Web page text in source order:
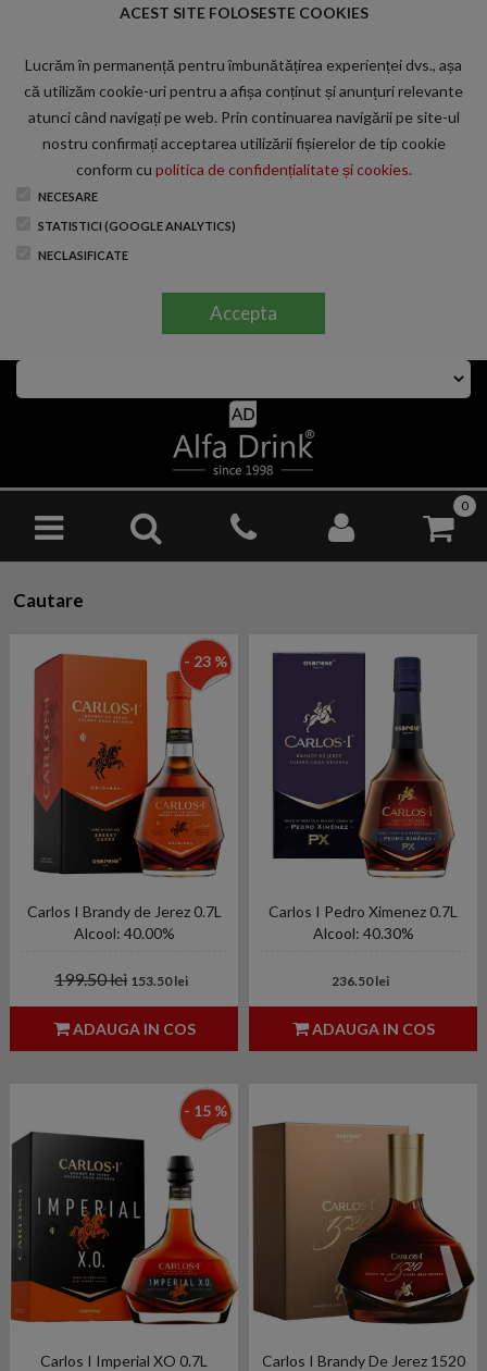
ACEST SITE FOLOSESTE COOKIES
Lucrăm în permanență pentru îmbunătățirea experienței dvs., așa
că utilizăm cookie-uri pentru a afișa conținut și anunțuri relevante
atunci când navigați pe web. Prin continuarea navigării pe site-ul
nostru confirmați acceptarea utilizării fișierelor de tip cookie
conform cu politica de confidențialitate și cookies.
NECESARE
STATISTICI (GOOGLE ANALYTICS)
NECLASIFICATE
Accepta
0
Cautare
- 23 %
Carlos I Brandy de Jerez 0.7L
Alcool: 40.00%
199.50 lei 153.50 lei
ADAUGA IN COS
Carlos I Pedro Ximenez 0.7L
Alcool: 40.30%
236.50 lei
ADAUGA IN COS
- 15 %
Carlos I Imperial XO 0.7L
Carlos I Brandy De Jerez 1520